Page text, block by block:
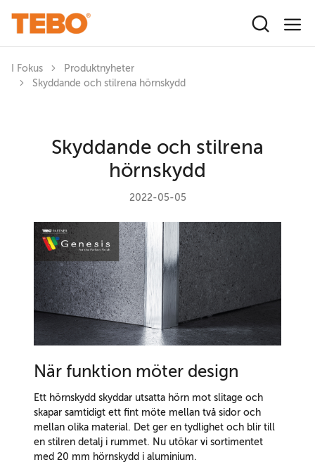
I Fokus
Produktnyheter
Skyddande och stilrena hörnskydd
Skyddande och stilrena
hörnskydd
2022-05-05
När funktion möter design
Ett hörnskydd skyddar utsatta hörn mot slitage och
skapar samtidigt ett fint möte mellan två sidor och
mellan olika material. Det ger en tydlighet och blir till
en stilren detalj i rummet. Nu utökar vi sortimentet
med 20 mm hörnskydd i aluminium.